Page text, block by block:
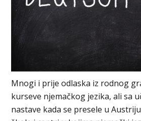
Mnogi i prije odlaska iz rodnog
kurseve njemačkog jezika, ali sa
nastave kada se presele u